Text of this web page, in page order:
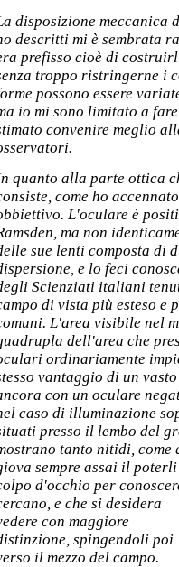
disposizione meccanica
descritti mi è sembrata
prefisso cioè di
troppo ristringerne i
possono essere
io mi sono limitato a
convenire meglio
quanto alla parte ottica
come ho
L'oculare è
ma non
sue lenti composta di
e lo feci
Scienziati italiani
di vista più esteso
L'area visibile nel
dell'area che
ordinariamente
vantaggio di un
con un oculare
caso di illuminazione
presso il lembo del
tanto nitidi,
sempre assai il
d'occhio per
e che si desidera
con maggiore
spingendoli poi
il mezzo del campo.